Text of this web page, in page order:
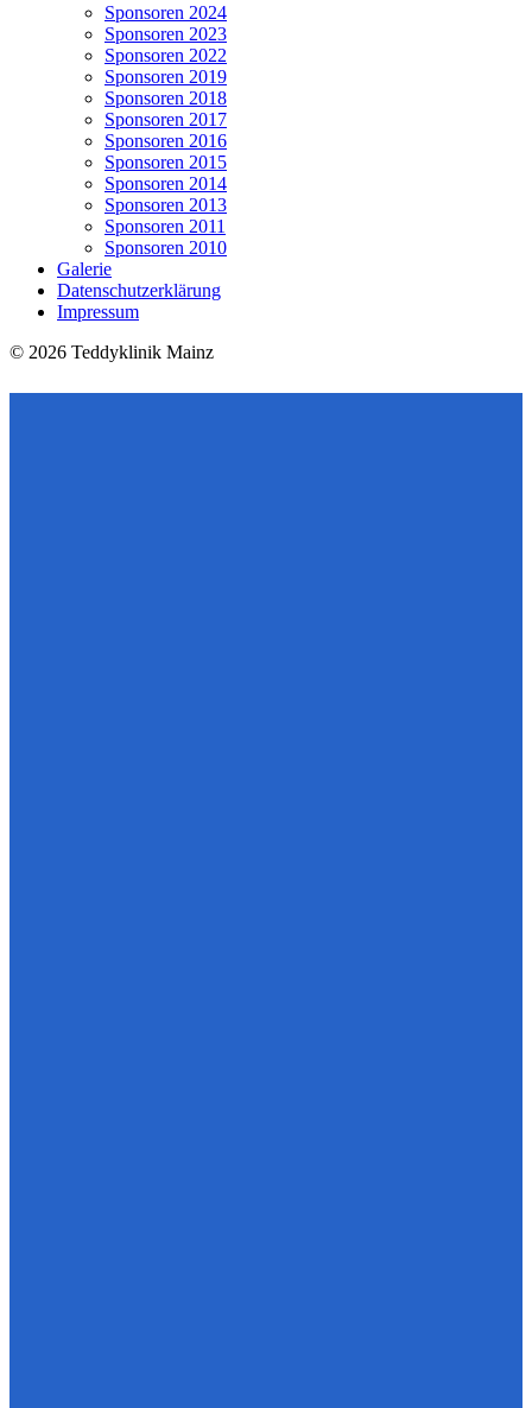
Sponsoren 2024
Sponsoren 2023
Sponsoren 2022
Sponsoren 2019
Sponsoren 2018
Sponsoren 2017
Sponsoren 2016
Sponsoren 2015
Sponsoren 2014
Sponsoren 2013
Sponsoren 2011
Sponsoren 2010
Galerie
Datenschutzerklärung
Impressum
© 2026 Teddyklinik Mainz